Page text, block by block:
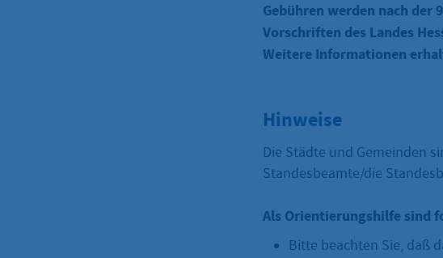
Gebühren werden nach
Vorschriften des Landes
Weitere Informationen
Hinweise
Die Städte und Gemeinden
Standesbeamte/die
Als Orientierungshilfe sind
Bitte beachten Sie, daß